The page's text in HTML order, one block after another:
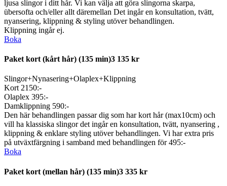
ljusa slingor i ditt hår. Vi kan välja att göra slingorna skarpa,
übersofta och/eller allt däremellan Det ingår en konsultation, tvätt,
nyansering, klippning & styling utöver behandlingen.
Klippning ingår ej.
Boka
Paket kort (kårt hår) (135 min)3 135 kr
Slingor+Nynasering+Olaplex+Klippning
Kort 2150:-
Olaplex 395:-
Damklippning 590:-
Den här behandlingen passar dig som har kort hår (max10cm) och
vill ha klassiska slingor det ingår en konsultation, tvätt, nyansering ,
klippning & enklare styling utöver behandlingen. Vi har extra pris
på utväxtfärgning i samband med behandlingen för 495:-
Boka
Paket kort (mellan hår) (135 min)3 335 kr